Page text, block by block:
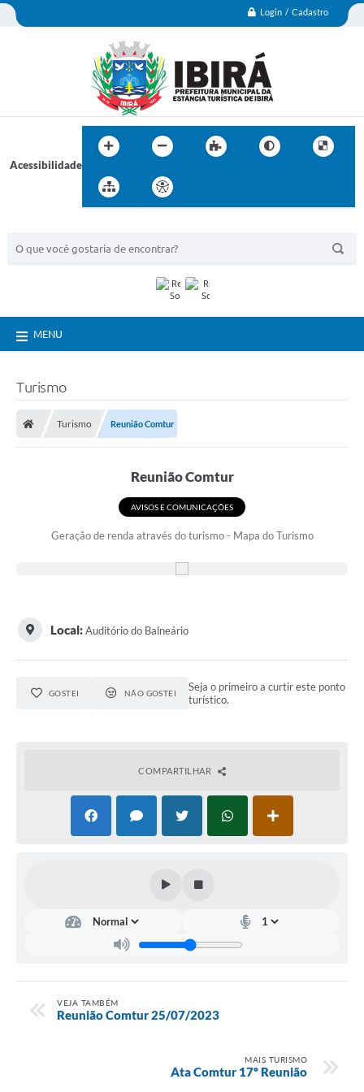
Login / Cadastro
Acessibilidade
MENU
Turismo
Turismo Reunião Comtur
Reunião Comtur
AVISOS E COMUNICAÇÕES
Geração de renda através do turismo - Mapa do Turismo
Local:Auditório do Balneário
GOSTEI NÃO GOSTEI
Seja o primeiro a curtir este ponto
turístico.
COMPARTILHAR
VEJA TAMBÉM
Reunião Comtur 25/07/2023
MAIS TURISMO
Ata Comtur 17º Reunião